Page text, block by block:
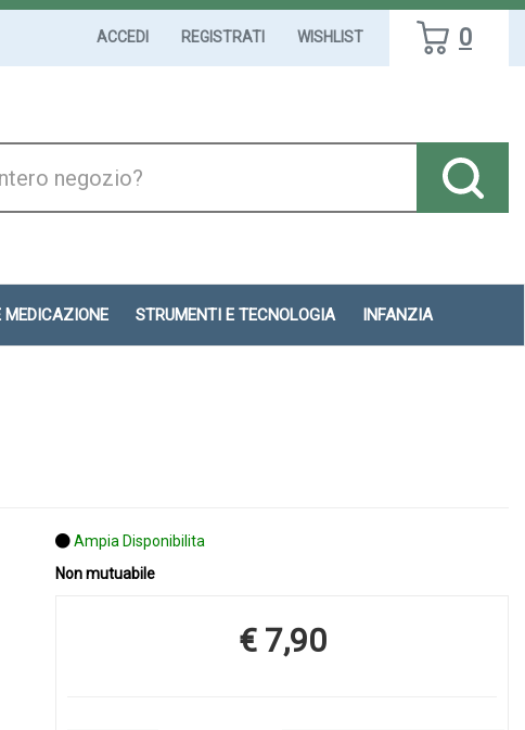
ACCEDI REGISTRATI WISHLIST 0
MEDICAZIONE STRUMENTI E TECNOLOGIA INFANZIA
Ampia Disponibilita
Non mutuabile
Prezzo
€ 7,90